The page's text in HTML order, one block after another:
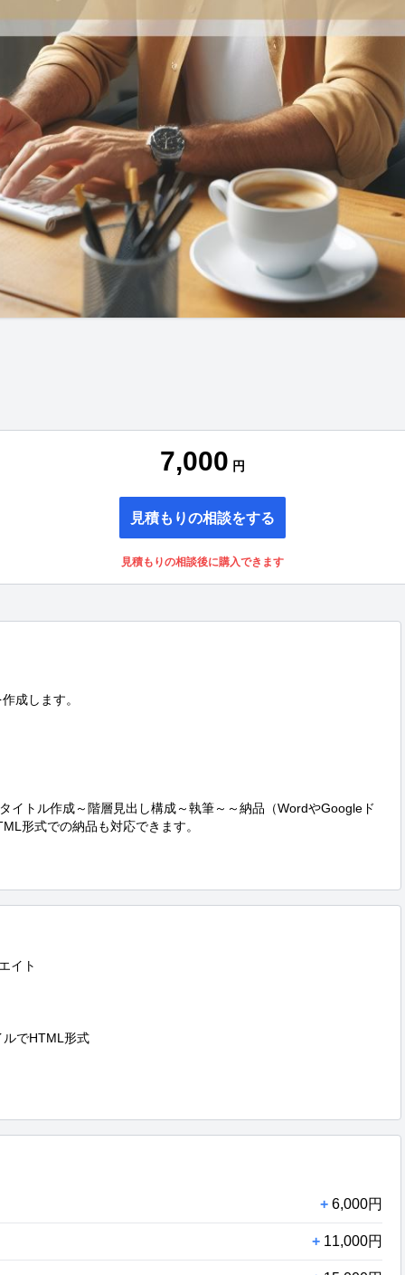
7,000 円
見積もりの相談をする
見積もりの相談後に購入できます
成します。
イトル作成～階層見出し構成～執筆～～納品（WordやGoogleド
形式での納品も対応できます。
イト
でHTML形式
+ 6,000円
+ 11,000円